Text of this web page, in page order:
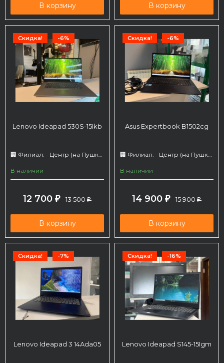
В корзину В корзину
Скидка! -6%
Lenovo Ideapad 530S-15Ikb
🏢 Филиал: Центр (на Пушкина 66)
В наличии
12 700 ₽ 13 500₽
В корзину
Скидка! -6%
Asus Expertbook B1502cg
🏢 Филиал: Центр (на Пушкина 66)
В наличии
14 900 ₽ 15 900₽
В корзину
Скидка! -7%
Lenovo Ideapad 3 14Ada05
Скидка! -16%
Lenovo Ideapad S145-15Igm